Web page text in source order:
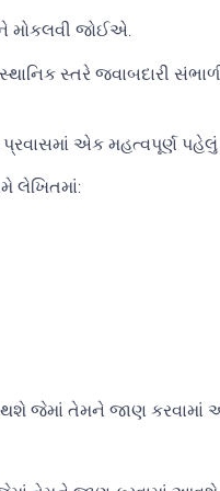
મોકલવી જોઈએ.
સ્તરે જવાબદારી
પ્રવાસમાં એક મહત્વપૂર્ણ
લેખિતમાં:
થશે જેમાં તેમને જાણ